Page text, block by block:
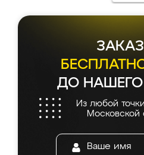
ДО
Из любой
Московской